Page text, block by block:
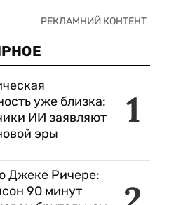
1
уже близка:
ИИ заявляют
эры
Джеке Ричере:
90 минут